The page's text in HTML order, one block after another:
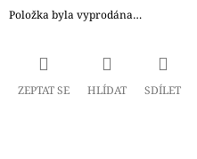
Položka byla vyprodána…
ZEPTAT SE HLÍDAT SDÍLET